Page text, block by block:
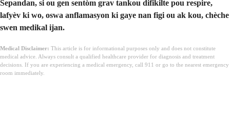
Sepandan, si ou gen sentòm grav tankou difikilte pou respire,
lafyèv ki wo, oswa anflamasyon ki gaye nan figi ou ak kou, chèche
swen medikal ijan.
Medical Disclaimer: This article is for informational purposes only and does not constitute
medical advice. Always consult a qualified healthcare provider for diagnosis and treatment
decisions. If you are experiencing a medical emergency, call 911 or go to the nearest emergency
room immediately.